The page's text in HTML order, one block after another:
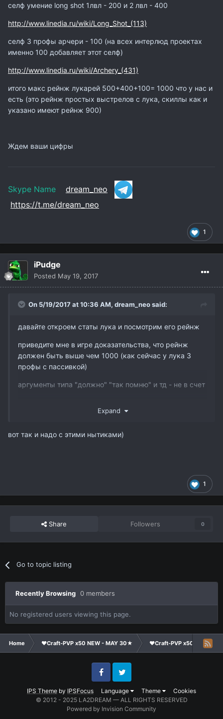
селф умение long shot 1лвл - 200 и 2 лвл - 400
http://www.linedia.ru/wiki/Long_Shot_(113)
селф 3 профы арчери - 100 (на всех интерлюд проектах
именно 100 добавляет этот селф)
http://www.linedia.ru/wiki/Archery_(431)
итого макс рейнж лукарей 500+400+100= 1000 что у нас и
есть (это рейнж простых выстрелов с лука, скиллы как и
указано имеют рейнж 900)
Ждем ваши цифры
1
Skype Name dream_neo
https://t.me/dream_neo
iPudge
Posted May 19, 2017
On 5/19/2017 at 10:36 AM, dream_neosaid:
давайте откроем статы лука и посмотрим его рейнж
приведите мне в игре доказательства, что рейнж
должен быть выше чем 1000 (как сейчас у лука 3
профы с пассивкой)
аргументы типа "должно" "так помню" и тд - не в счет
базовый рейнж луков - 500
проектах именно 100 добавляет этот селф)
http://www.linedia.ru/wiki/Archery_(431)
скиллы как и указано имеют рейнж 900)
Ждем ваши цифры
Expand
вот так и надо с этими нытиками)
1
Share Followers 0
Go to topic listing
Recently Browsing 0 members
No registered users viewing this page.
Home ❤Craft-PVP x50 NEW - MAY 30★ ❤Craft-PVP x50★
IPS Theme by IPSFocus Language Theme Cookies
FacebookTwitter
© 2012 - 2025 LA2DREAM — ALL RIGHTS RESERVED
Powered by Invision Community